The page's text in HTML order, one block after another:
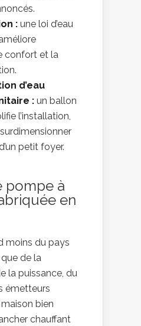
: une loi d’eau
confort et la
d’eau
: un ballon
l’installation,
petit foyer.
pompe à
en
moins du pays
de la
la puissance, du
émetteurs
bien
chauffant